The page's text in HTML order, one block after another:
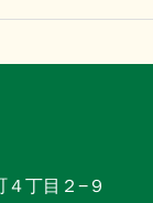
丁目２−９